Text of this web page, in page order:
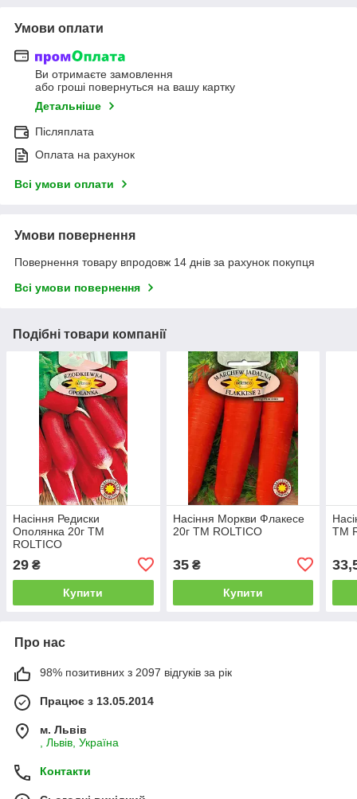
Умови оплати
Ви отримаєте замовлення
або гроші повернуться на вашу картку
Детальніше
Післяплата
Оплата на рахунок
Всі умови оплати
Умови повернення
Повернення товару впродовж 14 днів за рахунок покупця
Всі умови повернення
Подібні товари компанії
Насіння Редиски
Ополянка 20г ТМ
ROLTICO
29 ₴
Купити
Насіння Моркви Флакесе
20г ТМ ROLTICO
35₴
Купити
ТМ
Про нас
98% позитивних з 2097 відгуків за рік
Працює з 13.05.2014
м. Львів
, Львів, Україна
Контакти